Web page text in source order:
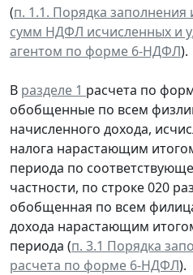
(п. 1.1. Порядка заполнения
сумм НДФЛ исчисленных и
агентом по форме 6-НДФЛ).
В разделе 1 расчета по
обобщенные по всем
начисленного дохода,
налога нарастающим
периода по
частности, по строке 020
обобщенная по всем
дохода нарастающим
периода (п. 3.1 Порядка
расчета по форме 6-НДФЛ).